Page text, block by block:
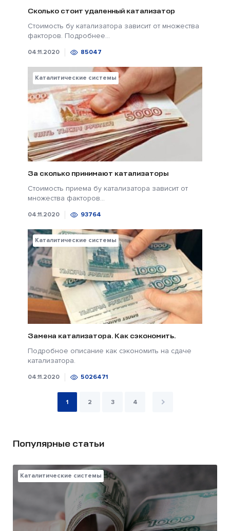
Сколько стоит удаленный катализатор
Стоимость бу катализатора зависит от множества
факторов. Подробнее...
04.11.2020 85047
Каталитические системы
За сколько принимают катализаторы
Стоимость приема бу катализатора зависит от
множества факторов...
04.11.2020 93764
Каталитические системы
Замена катализатора. Как сэкономить.
Подробное описание как сэкономить на сдаче
катализатора.
04.11.2020 5026471
1 2 3 4
Популярные статьи
Каталитические системы